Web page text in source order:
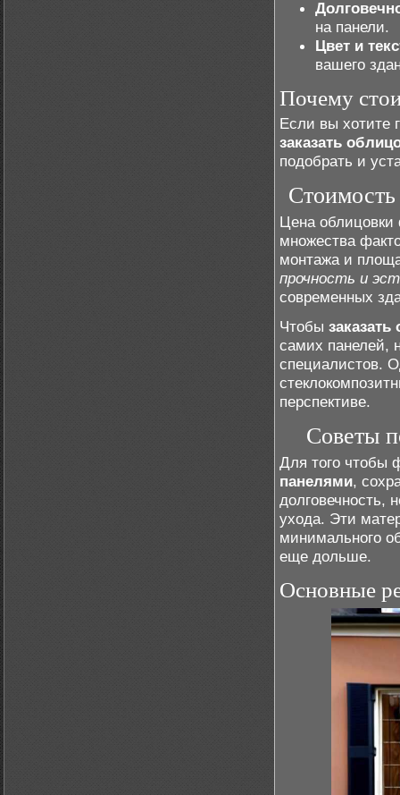
на панели.
Цвет и
вашего
Почему
Если вы хотите
заказать
подобрать и
Цена
множества
монтажа и
прочность и
современных
Чтобы
самих панелей,
специалистов.
перспективе.
Советы
Для того чтобы
панелями,
долговечность,
ухода. Эти
минимального
еще дольше.
Основные